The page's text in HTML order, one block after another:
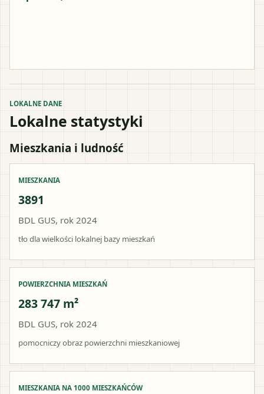
LOKALNE DANE
Lokalne statystyki
Mieszkania i ludność
MIESZKANIA
3891
BDL GUS, rok 2024
tło dla wielkości lokalnej bazy mieszkań
POWIERZCHNIA MIESZKAŃ
283 747 m²
BDL GUS, rok 2024
pomocniczy obraz powierzchni mieszkaniowej
MIESZKANIA NA 1000 MIESZKAŃCÓW